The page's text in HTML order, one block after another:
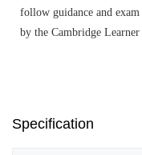
follow guidance and
by the Cambridge Learner
Specification